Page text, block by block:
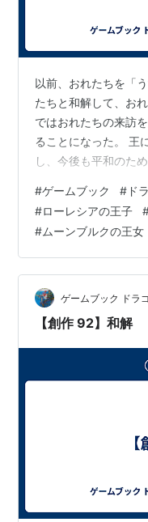
以前、おれたちを「
たちと和解して、お
ではおれたちの来訪
ることになった。 王
し、今後も平和のた
たが、まぁいっか。
純正の醸造酒は美味
だ。さらに地形にも
らな。 腹も減ったこ
にはこういうのもい
出される新鮮な海産
#ゲームブック # ド
#ローレシアの王子
#ムーンブルクの王女
ゲームブック ドラ
【創作 92】和解